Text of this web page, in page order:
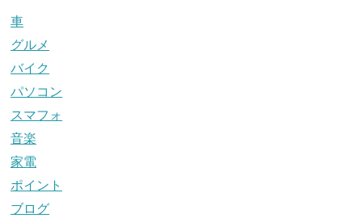
車
グルメ
バイク
パソコン
スマフォ
音楽
家電
ポイント
ブログ